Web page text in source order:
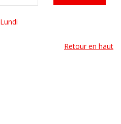
Lundi
Retour en haut